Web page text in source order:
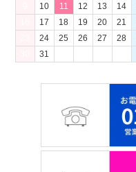
10 11 12 13 14
17 18 19 20 21
24 25 26 27 28
31